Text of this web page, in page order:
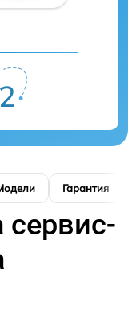
Гарантия